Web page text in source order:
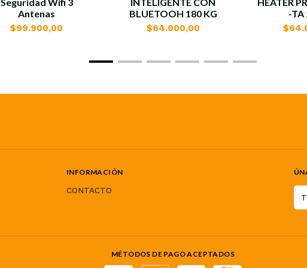
Antenas
$99.900,00
BLUETOOH 180 KG
$64.000,00
-TA
INFORMACIÓN
CONTACTO
MÉTODOS DE PAGO ACEPTADOS